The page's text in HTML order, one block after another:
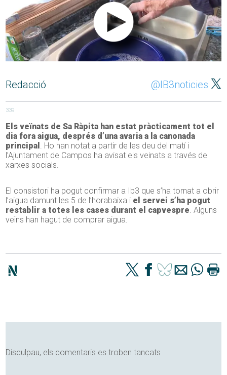
Redacció @IB3noticies
339
Els veïnats de Sa Ràpita han estat pràcticament tot el
dia fora aigua, després d’una avaria a la canonada
principal . Ho han notat a partir de les deu del matí i
l’Ajuntament de Campos ha avisat els veinats a través de
xarxes socials.
El consistori ha pogut confirmar a Ib3 que s’ha tornat a obrir
l’aigua damunt les 5 de l’horabaixa i el servei s’ha pogut
restablir a totes les cases durant el capvespre. Alguns
veïns han hagut de comprar aigua.
Disculpau, els comentaris es troben tancats